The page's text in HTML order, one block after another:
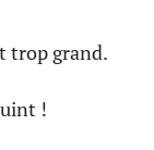
trop grand.
!